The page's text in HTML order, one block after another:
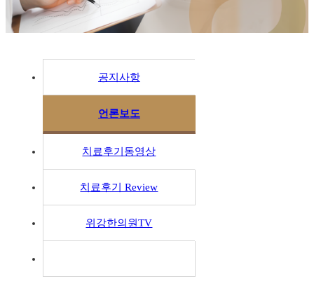
공지사항
언론보도
치료후기동영상
치료후기 Review
위강한의원TV